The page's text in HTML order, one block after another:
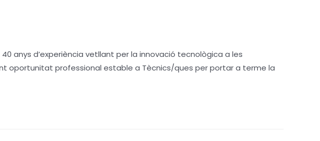
anys d’experiència vetllant per la innovació tecnològica a les
oportunitat professional estable a Tècnics/ques per portar a terme la